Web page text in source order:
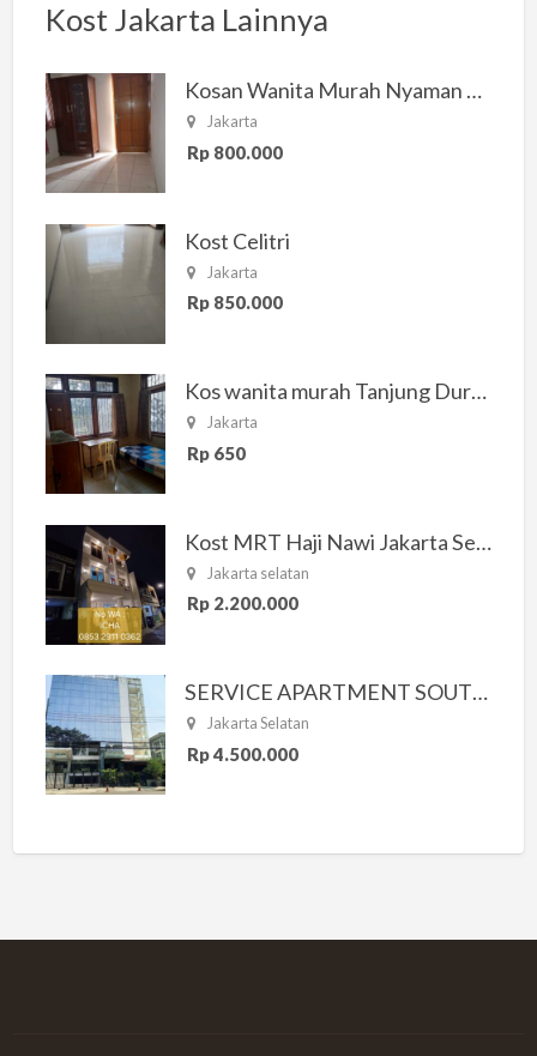
Kost Jakarta Lainnya
Kosan Wanita Murah Nyaman di Jakarta Selatan
Jakarta
Rp 800.000
Kost Celitri
Jakarta
Rp 850.000
Kos wanita murah Tanjung Duren Jakarta Barat
Jakarta
Rp 650
Kost MRT Haji Nawi Jakarta Selatan
Jakarta selatan
Rp 2.200.000
SERVICE APARTMENT SOUTH RESIDENCE
Jakarta Selatan
Rp 4.500.000